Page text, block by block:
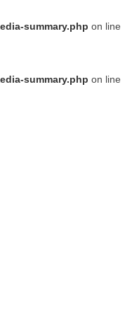
summary.php on line
summary.php on line